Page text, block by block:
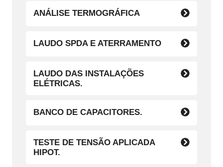
ANÁLISE TERMOGRÁFICA
LAUDO SPDA E ATERRAMENTO
LAUDO DAS INSTALAÇÕES
ELÉTRICAS.
BANCO DE CAPACITORES.
TESTE DE TENSÃO APLICADA
HIPOT.